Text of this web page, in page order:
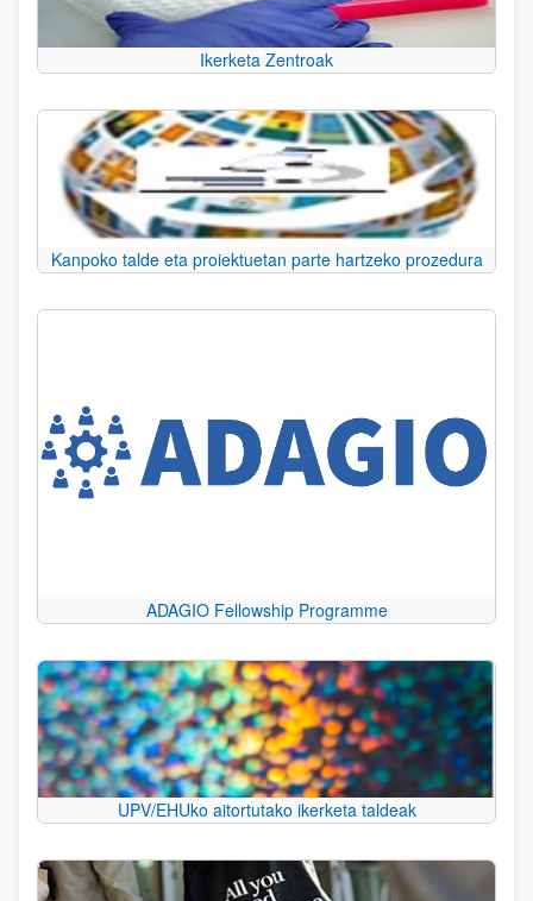
Ikerketa Zentroak
Kanpoko talde eta proiektuetan parte hartzeko prozedura
ADAGIO Fellowship Programme
UPV/EHUko aitortutako ikerketa taldeak